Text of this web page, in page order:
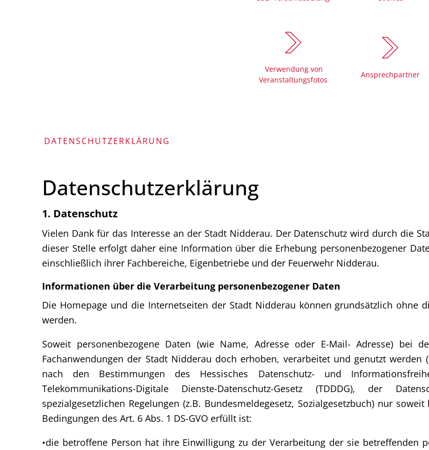
Friedhöfe
Verwendung von
Veranstaltungsfotos
Ansprechpartner
DATENSCHUTZERKLÄRUNG
Datenschutzerklärung
Datenschutzerklärung
1. Datenschutz
Vielen Dank für das Interesse an der Stadt Nidderau. Der Datenschutz wird durch die
dieser Stelle erfolgt daher eine Information über die Erhebung personenbezogener
einschließlich ihrer Fachbereiche, Eigenbetriebe und der Feuerwehr Nidderau.
Informationen über die Verarbeitung personenbezogener Daten
Die Homepage und die Internetseiten der Stadt Nidderau können grundsätzlich ohne
werden.
Soweit personenbezogene Daten (wie Name, Adresse oder E-Mail- Adresse) bei
Fachanwendungen der Stadt Nidderau doch erhoben, verarbeitet und genutzt werden (
nach den Bestimmungen des Hessisches Datenschutz- und
Telekommunikations-Digitale Dienste-Datenschutz-Gesetz (TDDDG), der
spezialgesetzlichen Regelungen (z.B. Bundesmeldegesetz, Sozialgesetzbuch) nur
Bedingungen des Art. 6 Abs. 1 DS-GVO erfüllt ist:
•die betroffene Person hat ihre Einwilligung zu der Verarbeitung der sie betreffenden